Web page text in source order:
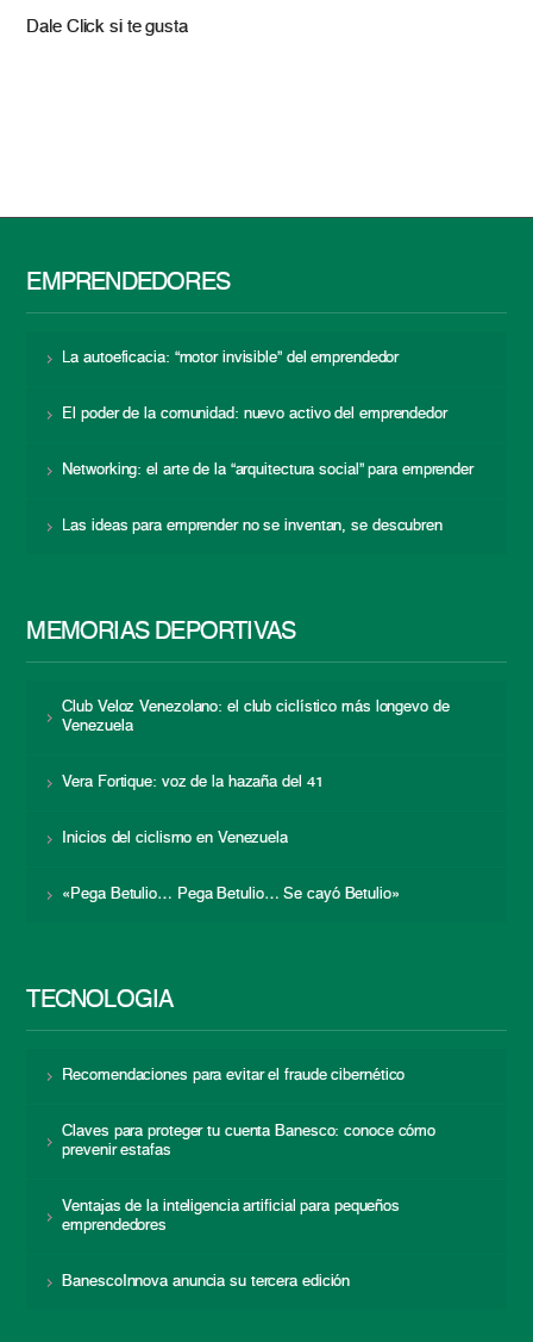
Dale Click si te gusta
EMPRENDEDORES
La autoeficacia: “motor invisible” del emprendedor
El poder de la comunidad: nuevo activo del emprendedor
Networking: el arte de la “arquitectura social” para emprender
Las ideas para emprender no se inventan, se descubren
MEMORIAS DEPORTIVAS
Club Veloz Venezolano: el club ciclístico más longevo de
Venezuela
Vera Fortique: voz de la hazaña del 41
Inicios del ciclismo en Venezuela
«Pega Betulio… Pega Betulio… Se cayó Betulio»
TECNOLOGÍA
Recomendaciones para evitar el fraude cibernético
Claves para proteger tu cuenta Banesco: conoce cómo
prevenir estafas
Ventajas de la inteligencia artificial para pequeños
emprendedores
BanescoInnova anuncia su tercera edición